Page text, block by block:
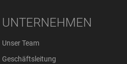
UNTERNEHMEN
Unser Team
Geschäftsleitung